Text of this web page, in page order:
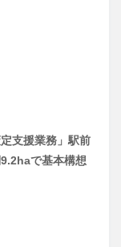
支援業務」駅前
で基本構想